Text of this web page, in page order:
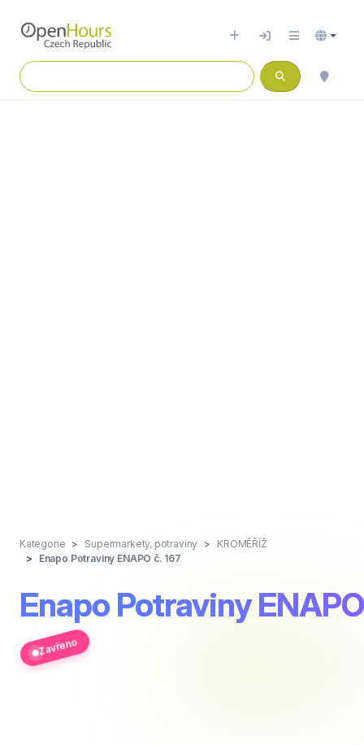
Kategorie Supermarkety, potraviny
KROMĚŘÍŽ
Enapo Potraviny ENAPO č. 167
Enapo Potraviny
Zavřeno